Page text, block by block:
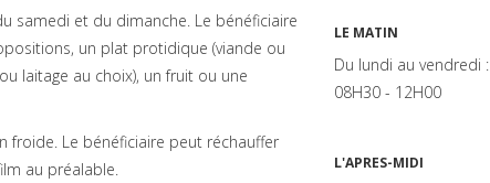
samedi et du dimanche. Le bénéficiaire
un plat protidique (viande ou
laitage au choix), un fruit ou une
froide. Le bénéficiaire peut réchauffer
au préalable.
LE MATIN
Du lundi au vendredi :
08H30 - 12H00
L'APRES-MIDI